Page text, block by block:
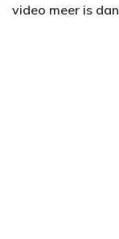
video meer is